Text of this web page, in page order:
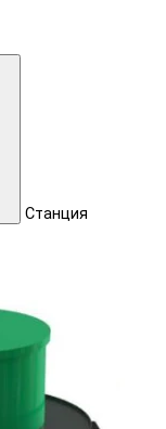
Станция